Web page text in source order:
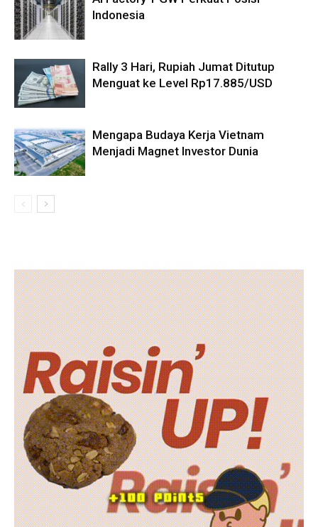
Indonesia
Rally 3 Hari, Rupiah Jumat Ditutup
Menguat ke Level Rp17.885/USD
Mengapa Budaya Kerja Vietnam
Menjadi Magnet Investor Dunia